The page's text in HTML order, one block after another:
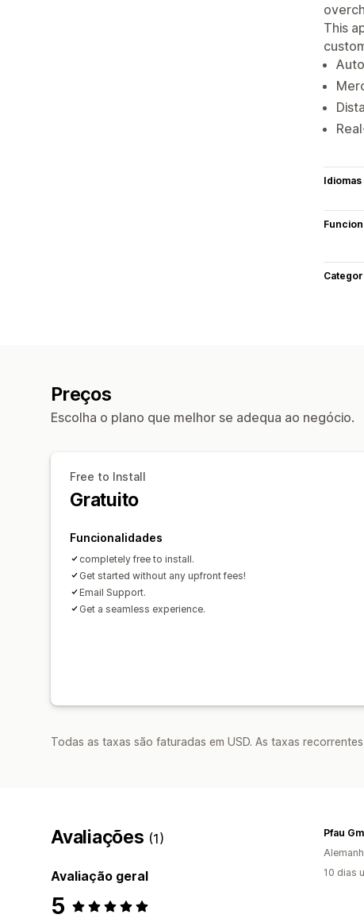
This
Idiomas
Preços
Escolha o plano que melhor se adequa ao negócio.
Free to Install
Gratuito
Funcionalidades
completely free to install.
Get started without any upfront fees!
Email Support.
Get a seamless experience.
Todas as taxas são faturadas em USD. As taxas
Avaliações (1)
Avaliação geral
5
Pfau
10 dias